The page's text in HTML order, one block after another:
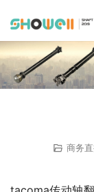
商务